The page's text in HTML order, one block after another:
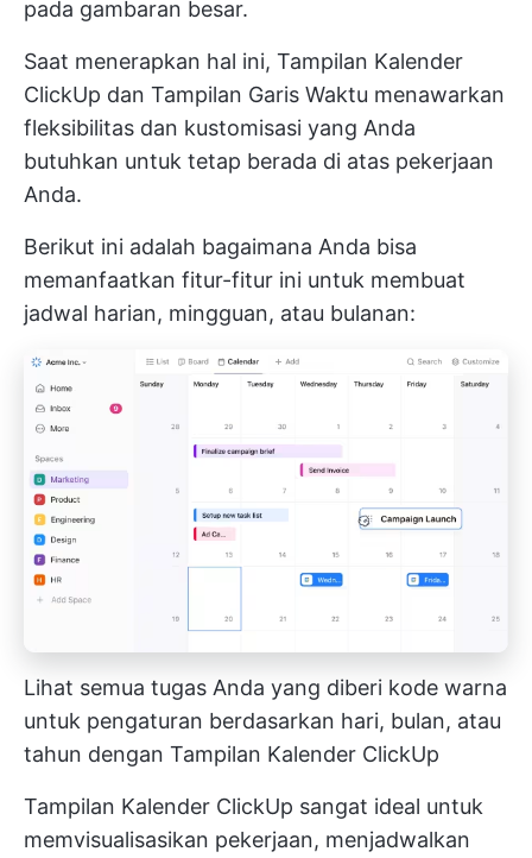
pada gambaran besar.
Saat menerapkan hal ini, Tampilan Kalender
ClickUp dan Tampilan Garis Waktu menawarkan
fleksibilitas dan kustomisasi yang Anda
butuhkan untuk tetap berada di atas pekerjaan
Anda.
Berikut ini adalah bagaimana Anda bisa
memanfaatkan fitur-fitur ini untuk membuat
jadwal harian, mingguan, atau bulanan:
Lihat semua tugas Anda yang diberi kode warna
untuk pengaturan berdasarkan hari, bulan, atau
tahun dengan Tampilan Kalender ClickUp
Tampilan Kalender ClickUp sangat ideal untuk
memvisualisasikan pekerjaan, menjadwalkan